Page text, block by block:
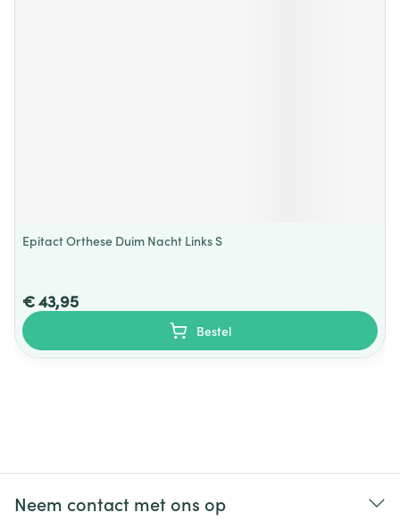
Epitact Orthese Duim Nacht Links S
€ 43,95
Bestel
Neem contact met ons op